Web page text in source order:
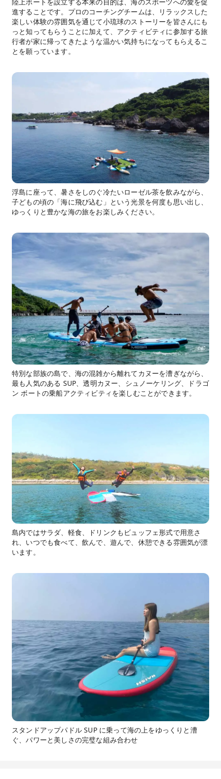
進することです。プロのコーチングチームは、リラックスした
楽しい体験の雰囲気を通じて小琉球のストーリーを皆さんにも
っと知ってもらうことに加えて、アクティビティに参加する旅
行者が家に帰ってきたような温かい気持ちになってもらえるこ
とを願っています。
浮島に座って、暑さをしのぐ冷たいローゼル茶を飲みながら、
子どもの頃の「海に飛び込む」という光景を何度も思い出し、
ゆっくりと豊かな海の旅をお楽しみください。
特別な部族の島で、海の混雑から離れてカヌーを漕ぎながら、
最も人気のある SUP、透明カヌー、シュノーケリング、ドラゴ
ン ボートの乗船アクティビティを楽しむことができます。
島内ではサラダ、軽食、ドリンクもビュッフェ形式で用意さ
れ、いつでも食べて、飲んで、遊んで、休憩できる雰囲気が漂
います。
スタンドアップパドル SUP に乗って海の上をゆっくりと漕
ぐ、パワーと美しさの完璧な組み合わせ